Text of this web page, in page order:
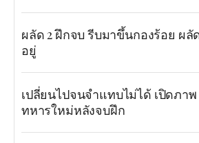
ผลัด 2 ฝึกจบ รีบมาขึ้นกองร้อย ผ
อยู่
เปลี่ยนไปจนจำแทบไม่ได้ เปิดภา
ทหารใหม่หลังจบฝึก